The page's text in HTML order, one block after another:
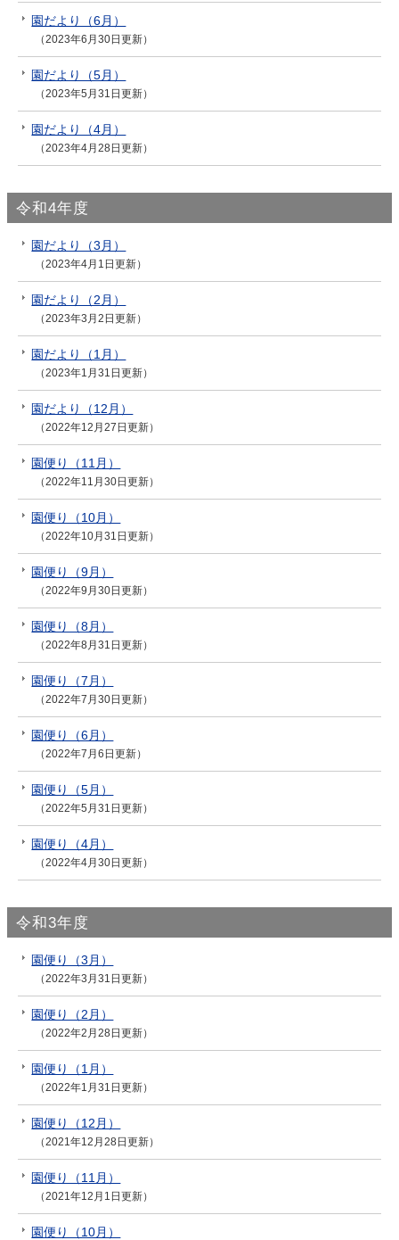
園だより（6月）
（2023年6月30日更新）
園だより（5月）
（2023年5月31日更新）
園だより（4月）
（2023年4月28日更新）
令和4年度
園だより（3月）
（2023年4月1日更新）
園だより（2月）
（2023年3月2日更新）
園だより（1月）
（2023年1月31日更新）
園だより（12月）
（2022年12月27日更新）
園便り（11月）
（2022年11月30日更新）
園便り（10月）
（2022年10月31日更新）
園便り（9月）
（2022年9月30日更新）
園便り（8月）
（2022年8月31日更新）
園便り（7月）
（2022年7月30日更新）
園便り（6月）
（2022年7月6日更新）
園便り（5月）
（2022年5月31日更新）
園便り（4月）
（2022年4月30日更新）
令和3年度
園便り（3月）
（2022年3月31日更新）
園便り（2月）
（2022年2月28日更新）
園便り（1月）
（2022年1月31日更新）
園便り（12月）
（2021年12月28日更新）
園便り（11月）
（2021年12月1日更新）
園便り（10月）